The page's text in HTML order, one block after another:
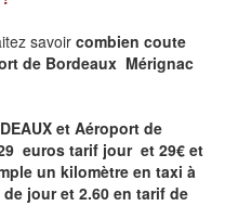
savoir combien coute
de Bordeaux Mérignac
et Aéroport de
euros tarif jour et 29€ et
un kilomètre en taxi à
jour et 2.60 en tarif de